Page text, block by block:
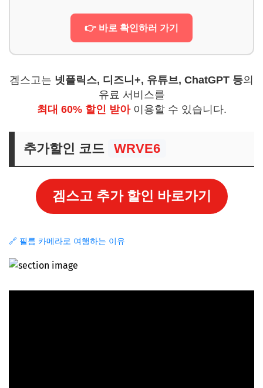
추가할인 코드 WRVE6👉 바로 확인하러 가기
겜스고는 넷플릭스, 디즈니+, 유튜브, ChatGPT 등의
유료 서비스를
최대 60% 할인 받아이용할 수 있습니다.
추가할인 코드 WRVE6
겜스고 추가 할인 바로가기
🔗 필름 카메라로 여행하는 이유